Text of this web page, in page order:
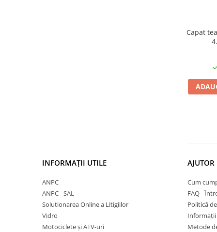
Capat
INFORMAȚII UTILE
ANPC
ANPC - SAL
Solutionarea Online a Litigiilor
Vidro
Motociclete și ATV-uri
Cum
FAQ -
Politică
Metode